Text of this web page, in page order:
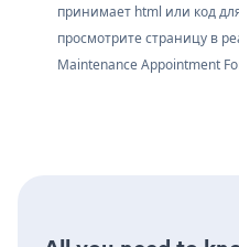
принимает html или код
просмотрите страницу в
Maintenance Appointment